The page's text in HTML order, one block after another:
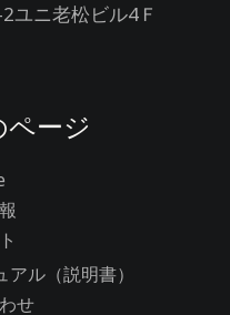
ユニ老松ビル4Ｆ
ージ
ル（説明書）
せ